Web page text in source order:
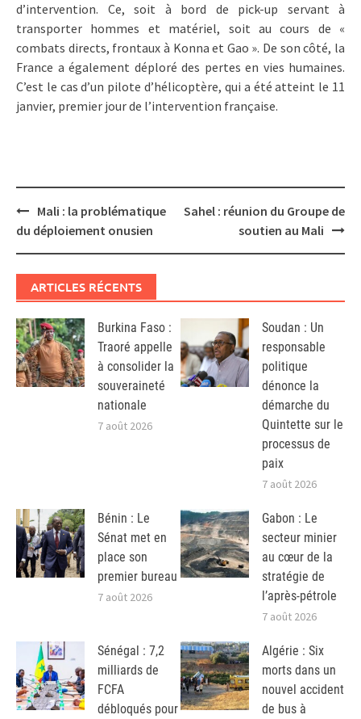
d’intervention. Ce, soit à bord de pick-up servant à
transporter hommes et matériel, soit au cours de «
combats directs, frontaux à Konna et Gao ». De son côté, la
France a également déploré des pertes en vies humaines.
C’est le cas d’un pilote d’hélicoptère, qui a été atteint le 11
janvier, premier jour de l’intervention française.
Post
navigation
Mali : la problématique
du déploiement onusien
Sahel : réunion du Groupe de
soutien au Mali
ARTICLES RÉCENTS
Burkina Faso :
Traoré appelle
à consolider la
souveraineté
nationale
7 août 2026
Soudan : Un
responsable
politique
dénonce la
démarche du
Quintette sur le
processus de
paix
7 août 2026
Bénin : Le
Sénat met en
place son
premier bureau
7 août 2026
Gabon : Le
secteur minier
au cœur de la
stratégie de
l’après-pétrole
7 août 2026
Sénégal : 7,2
milliards de
FCFA
débloqués pour
Algérie : Six
morts dans un
nouvel accident
de bus à